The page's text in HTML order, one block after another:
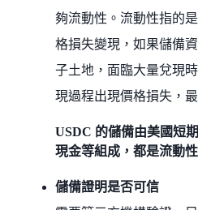
夠流動性。流動性指的
格損失變現，如果儲備
子土地，面臨大量兌現
現過程出現價格損失，
USDC 的儲備由美國短
現金等組成，都是流動
儲備證明是否可信